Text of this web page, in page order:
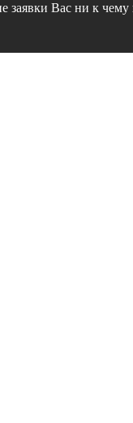
заявки Вас ни к